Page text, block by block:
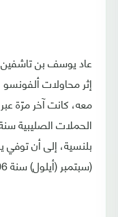
عاد يوسف بن تاشفين
إثر محاولات
معه، كانت آخر مرّة
(سبتمبر (أيلول) سنة 1106م) وقد بلغ من العمر نحو 100 عام.